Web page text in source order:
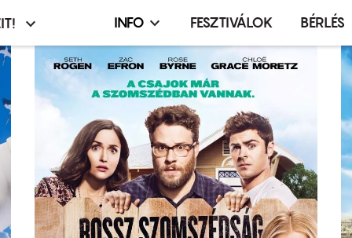
Infó,
esemény,
terembérlés
menü
INFO FESZTIVÁLOK BÉRLÉS